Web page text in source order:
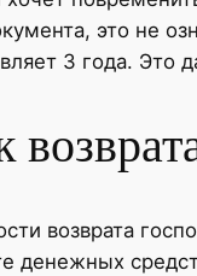
это не
3 года. Это
возврата
денежных